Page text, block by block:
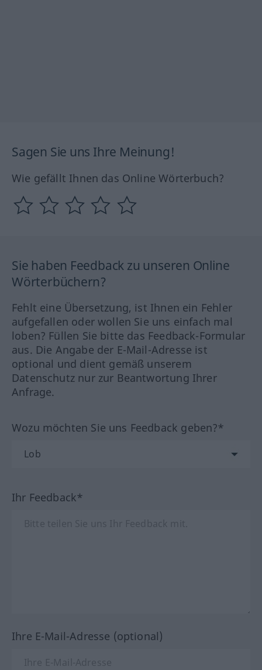
Sagen Sie uns Ihre Meinung!
Wie gefällt Ihnen das Online Wörterbuch?
Sie haben Feedback zu unseren Online
Wörterbüchern?
Fehlt eine Übersetzung, ist Ihnen ein Fehler
aufgefallen oder wollen Sie uns einfach mal
loben? Füllen Sie bitte das Feedback-Formular
aus. Die Angabe der E-Mail-Adresse ist
optional und dient gemäß unserem
Datenschutz nur zur Beantwortung Ihrer
Anfrage.
Wozu möchten Sie uns Feedback geben?*
Ihr Feedback*
Ihre E-Mail-Adresse (optional)